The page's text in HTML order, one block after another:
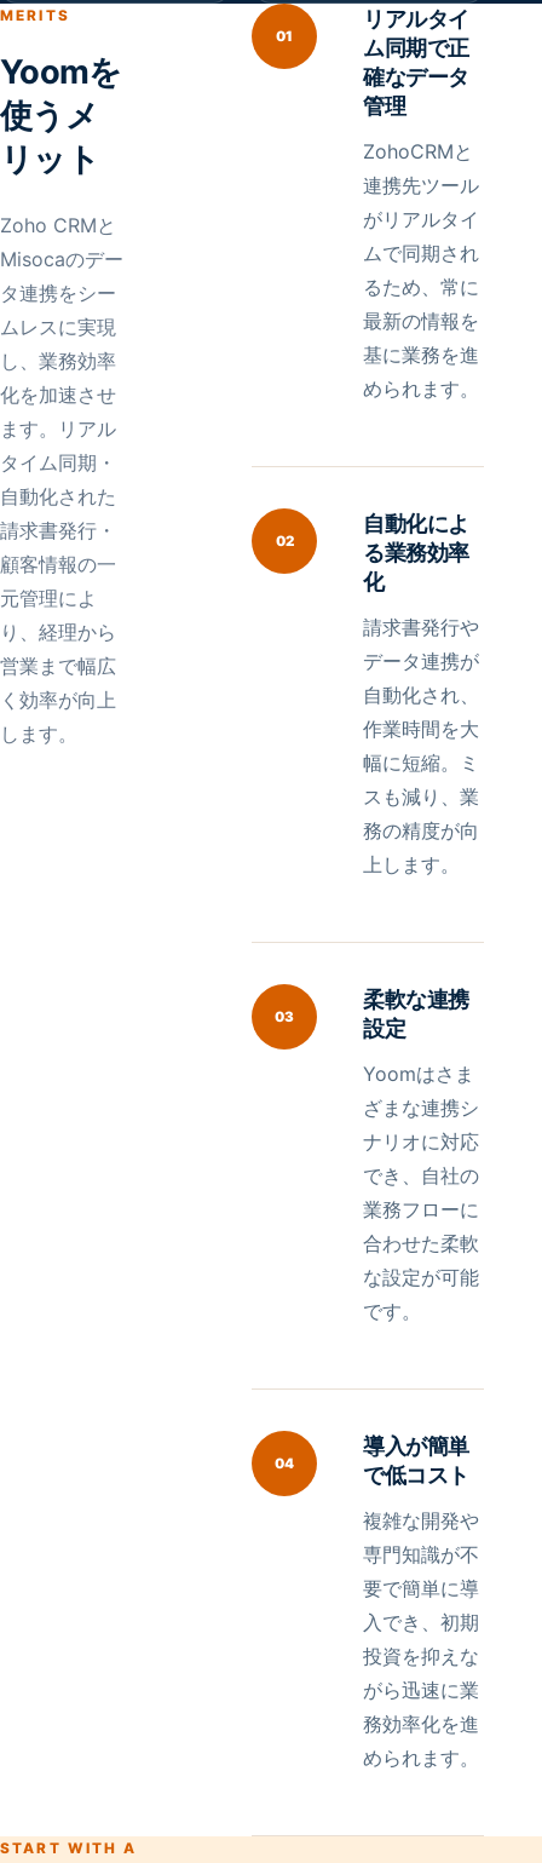
MERITS
Yoomを
使うメ
リット
Zoho CRMと
Misocaのデー
タ連携をシー
ムレスに実現
し、業務効率
化を加速させ
ます。リアル
タイム同期・
自動化された
請求書発行・
顧客情報の一
元管理によ
り、経理から
営業まで幅広
く効率が向上
します。
01
リアルタイ
ム同期で正
確なデータ
管理
ZohoCRMと
連携先ツール
がリアルタイ
ムで同期され
るため、常に
最新の情報を
基に業務を進
められます。
02
自動化によ
る業務効率
化
請求書発行や
データ連携が
自動化され、
作業時間を大
幅に短縮。ミ
スも減り、業
務の精度が向
上します。
03
柔軟な連携
設定
Yoomはさま
ざまな連携シ
ナリオに対応
でき、自社の
業務フローに
合わせた柔軟
な設定が可能
です。
04
導入が簡単
で低コスト
複雑な開発や
専門知識が不
要で簡単に導
入でき、初期
投資を抑えな
がら迅速に業
務効率化を進
められます。
START WITH A